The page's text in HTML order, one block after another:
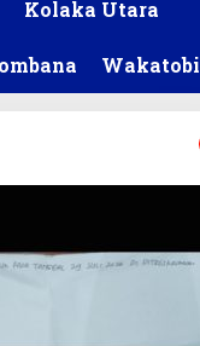
Kolaka Utara
Wakatobi